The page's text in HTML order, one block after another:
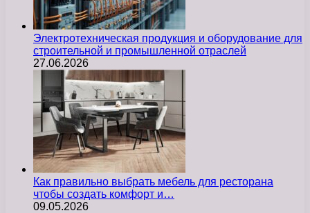
Электротехническая продукция и оборудование для
строительной и промышленной отраслей
27.06.2026
Как правильно выбрать мебель для ресторана
чтобы создать комфорт и…
09.05.2026